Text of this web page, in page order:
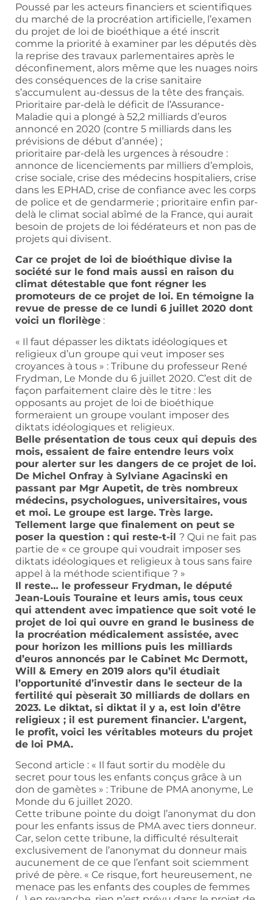
Poussé par les acteurs financiers et scientifiques
du marché de la procréation artificielle, l’examen
du projet de loi de bioéthique a été inscrit
comme la priorité à examiner par les députés dès
la reprise des travaux parlementaires après le
déconfinement, alors même que les nuages noirs
des conséquences de la crise sanitaire
s’accumulent au-dessus de la tête des français.
Prioritaire par-delà le déficit de l’Assurance-
Maladie qui a plongé à 52,2 milliards d’euros
annoncé en 2020 (contre 5 milliards dans les
prévisions de début d’année) ;
prioritaire par-delà les urgences à résoudre :
annonce de licenciements par milliers d’emplois,
crise sociale, crise des médecins hospitaliers, crise
dans les EPHAD, crise de confiance avec les corps
de police et de gendarmerie ; prioritaire enfin par-
delà le climat social abîmé de la France, qui aurait
besoin de projets de loi fédérateurs et non pas de
projets qui divisent.
Car ce projet de loi de bioéthique divise la
société sur le fond mais aussi en raison du
climat détestable que font régner les
promoteurs de ce projet de loi. En témoigne la
revue de presse de ce lundi 6 juillet 2020 dont
voici un florilège :
« Il faut dépasser les diktats idéologiques et
religieux d’un groupe qui veut imposer ses
croyances à tous » : Tribune du professeur René
Frydman, Le Monde du 6 juillet 2020. C’est dit de
façon parfaitement claire dès le titre : les
opposants au projet de loi de bioéthique
formeraient un groupe voulant imposer des
diktats idéologiques et religieux.
Belle présentation de tous ceux qui depuis des
mois, essaient de faire entendre leurs voix
pour alerter sur les dangers de ce projet de loi.
De Michel Onfray à Sylviane Agacinski en
passant par Mgr Aupetit, de très nombreux
médecins, psychologues, universitaires, vous
et moi. Le groupe est large. Très large.
Tellement large que finalement on peut se
poser la question : qui reste-t-il ? Qui ne fait pas
partie de « ce groupe qui voudrait imposer ses
diktats idéologiques et religieux à tous sans faire
appel à la méthode scientifique ? »
Il reste… le professeur Frydman, le député
Jean-Louis Touraine et leurs amis, tous ceux
qui attendent avec impatience que soit voté le
projet de loi qui ouvre en grand le business de
la procréation médicalement assistée, avec
pour horizon les millions puis les milliards
d’euros annoncés par le Cabinet Mc Dermott,
Will & Emery en 2019 alors qu’il étudiait
l’opportunité d’investir dans le secteur de la
fertilité qui pèserait 30 milliards de dollars en
2023. Le diktat, si diktat il y a, est loin d’être
religieux ; il est purement financier. L’argent,
le profit, voici les véritables moteurs du projet
de loi PMA.
Second article : « Il faut sortir du modèle du
secret pour tous les enfants conçus grâce à un
don de gamètes » : Tribune de PMA anonyme, Le
Monde du 6 juillet 2020.
Cette tribune pointe du doigt l’anonymat du don
pour les enfants issus de PMA avec tiers donneur.
Car, selon cette tribune, la difficulté résulterait
exclusivement de l’anonymat du donneur mais
aucunement de ce que l’enfant soit sciemment
privé de père. « Ce risque, fort heureusement, ne
menace pas les enfants des couples de femmes